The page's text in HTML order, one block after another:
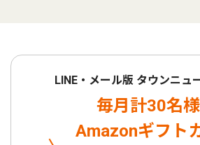
LINE・メール版 タウンニュ
毎月計30名
Amazonギフト